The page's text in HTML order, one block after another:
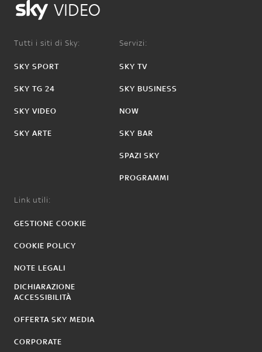
VIDEO
Tutti i siti di Sky:
SKY SPORT
SKY TG 24
SKY VIDEO
SKY ARTE
Servizi:
SKY TV
SKY BUSINESS
NOW
SKY BAR
SPAZI SKY
PROGRAMMI
Link utili:
GESTIONE COOKIE
COOKIE POLICY
NOTE LEGALI
DICHIARAZIONE
ACCESSIBILITÀ
OFFERTA SKY MEDIA
CORPORATE